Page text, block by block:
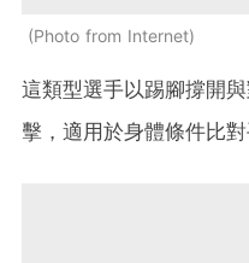
Photo from Internet
這類型選手以踢腳撐開
擊，適用於身體條件比